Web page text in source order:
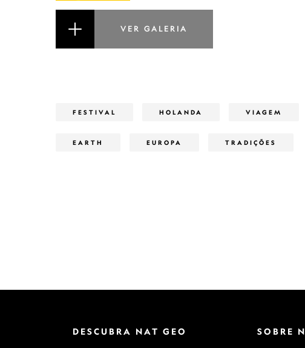
VER GALERIA
FESTIVAL HOLANDA VIAGEM
EARTH EUROPA TRADIÇÕES
DESCUBRA NAT GEO SOBRE